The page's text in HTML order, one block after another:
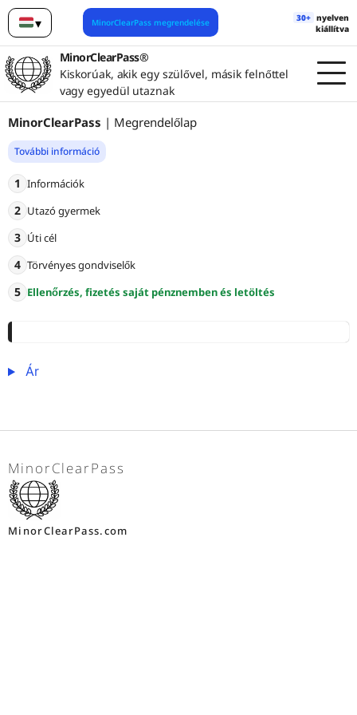
▾
Magyar
MinorClearPass megrendelése 30+ nyelven
kiállítva
MinorClearPass®
Kiskorúak, akik egy szülővel, másik felnőttel
vagy egyedül utaznak
MinorClearPass | Megrendelőlap
További információ
1 Információk
2 Utazó gyermek
3 Úti cél
4 Törvényes gondviselők
5 Ellenőrzés, fizetés saját pénznemben és letöltés
Ár
MinorClearPass
MinorClearPass.com